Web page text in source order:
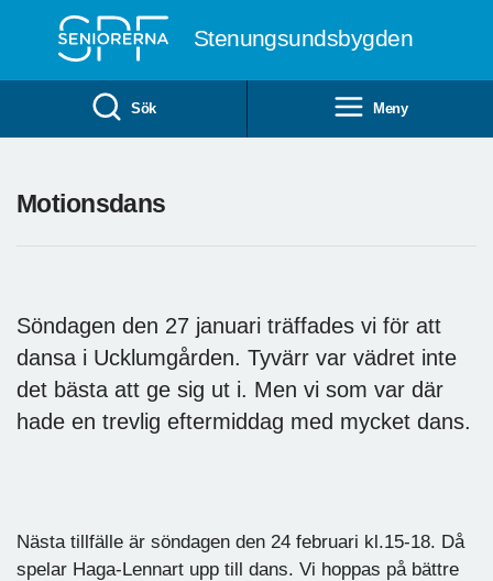
Stenungsundsbygden
Sök Meny
Motionsdans
Söndagen den 27 januari träffades vi för att
dansa i Ucklumgården. Tyvärr var vädret inte
det bästa att ge sig ut i. Men vi som var där
hade en trevlig eftermiddag med mycket dans.
Nästa tillfälle är söndagen den 24 februari kl.15-18. Då
spelar Haga-Lennart upp till dans. Vi hoppas på bättre